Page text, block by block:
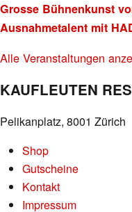
Grosse Bühnenkunst
Ausnahmetalent mit
Alle Veranstaltungen
KAUFLEUTEN
Pelikanplatz, 8001 Zürich
Shop
Gutscheine
Kontakt
Impressum